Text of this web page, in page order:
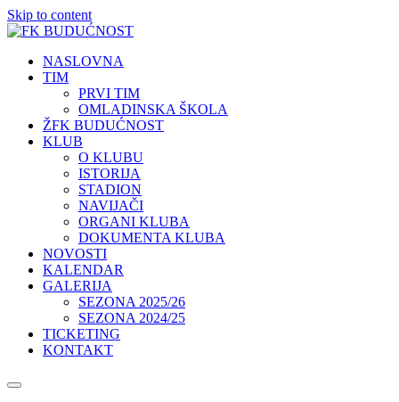
Skip to content
NASLOVNA
TIM
PRVI TIM
OMLADINSKA ŠKOLA
ŽFK BUDUĆNOST
KLUB
O KLUBU
ISTORIJA
STADION
NAVIJAČI
ORGANI KLUBA
DOKUMENTA KLUBA
NOVOSTI
KALENDAR
GALERIJA
SEZONA 2025/26
SEZONA 2024/25
TICKETING
KONTAKT